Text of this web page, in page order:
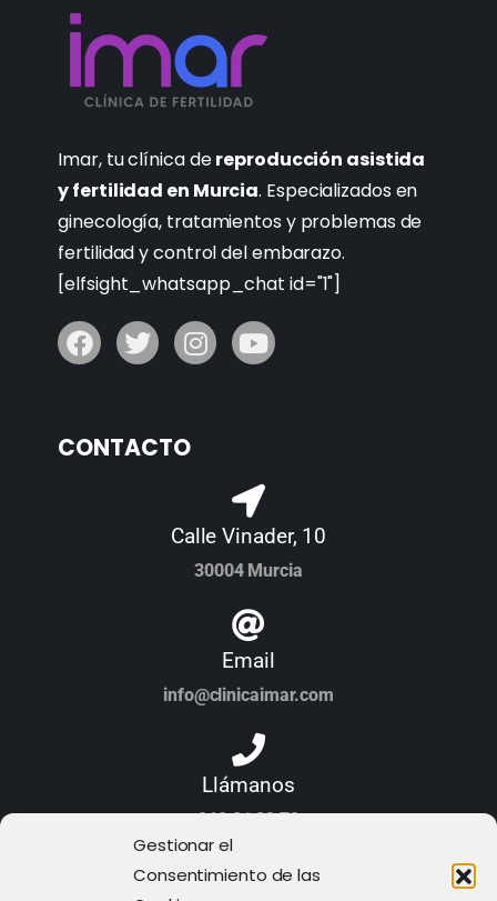
Gestionar el
Consentimiento de las
Imar, tu clínica dereproducción asistida
y fertilidad en Murcia. Especializados en
ginecología, tratamientos y problemas de
fertilidad y control del embarazo.
[elfsight_whatsapp_chat id="1"]
CONTACTO
Calle Vinader, 10
30004 Murcia
Email
info@clinicaimar.com
Llámanos
968 21 23 70